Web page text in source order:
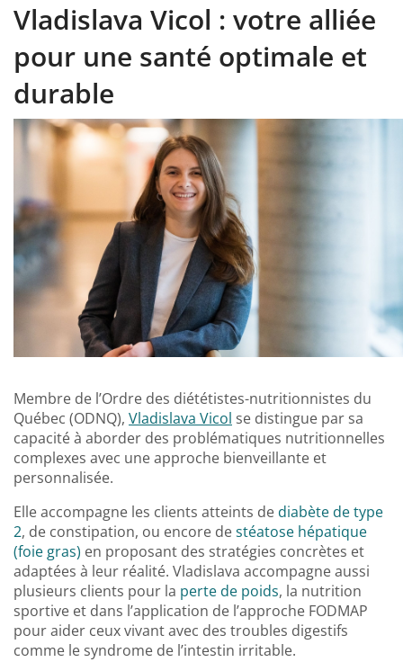
Vladislava Vicol : votre alliée
pour une santé optimale et
durable
Membre de l’Ordre des diététistes-nutritionnistes du
Québec (ODNQ), Vladislava Vicol se distingue par sa
capacité à aborder des problématiques nutritionnelles
complexes avec une approche bienveillante et
personnalisée.
Elle accompagne les clients atteints de diabète de type
2, de constipation, ou encore destéatose hépatique
(foie gras) en proposant des stratégies concrètes et
adaptées à leur réalité. Vladislava accompagne aussi
plusieurs clients pour la perte de poids, la nutrition
sportive et dans l’application de l’approche FODMAP
pour aider ceux vivant avec des troubles digestifs
comme le syndrome de l’intestin irritable.